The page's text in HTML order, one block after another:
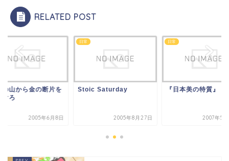
RELATED POST
の山から金の断片を
けろ
2005年6月8日
日常
Stoic Saturday
2005年8月27日
日常
『日本美の特質』
2007年5